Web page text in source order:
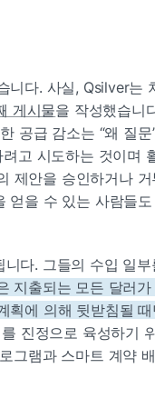
니다. 사실, Qsilver는
게시물을 작성했습니
공급 감소는 “왜 질
고 시도하는 것이며
제안을 승인하거나
얻을 수 있는 사람들
다. 그들의 수입 일
지출되는 모든 달러
획에 의해 뒷받침될
진정으로 육성하기
그램과 스마트 계약